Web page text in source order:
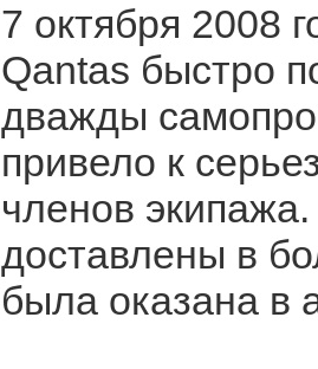
7 октября 2008
Qantas быстро
дважды
привело к
членов
доставлены в
была оказана в